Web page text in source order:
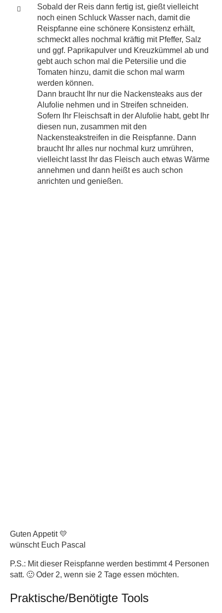
Sobald der Reis dann fertig ist, gießt vielleicht
noch einen Schluck Wasser nach, damit die
Reispfanne eine schönere Konsistenz erhält,
schmeckt alles nochmal kräftig mit Pfeffer, Salz
und ggf. Paprikapulver und Kreuzkümmel ab und
gebt auch schon mal die Petersilie und die
Tomaten hinzu, damit die schon mal warm
werden können.
Dann braucht Ihr nur die Nackensteaks aus der
Alufolie nehmen und in Streifen schneiden.
Sofern Ihr Fleischsaft in der Alufolie habt, gebt Ihr
diesen nun, zusammen mit den
Nackensteakstreifen in die Reispfanne. Dann
braucht Ihr alles nur nochmal kurz umrühren,
vielleicht lasst Ihr das Fleisch auch etwas Wärme
annehmen und dann heißt es auch schon
anrichten und genießen.
Guten Appetit 💛
wünscht Euch Pascal
P.S.: Mit dieser Reispfanne werden bestimmt 4 Personen
satt. 🙂 Oder 2, wenn sie 2 Tage essen möchten.
Praktische/Benötigte Tools